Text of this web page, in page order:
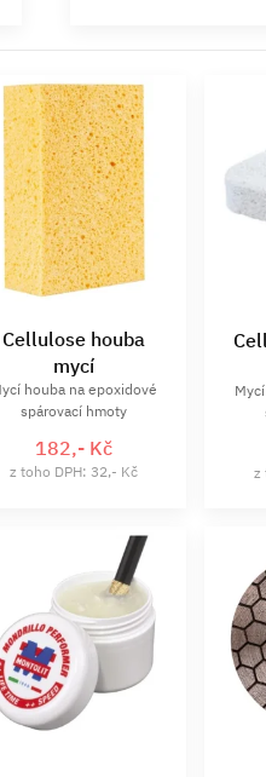
Cellulose houba
mycí
houba na epoxidové
spárovací hmoty
182,- Kč
z toho DPH: 32,- Kč z